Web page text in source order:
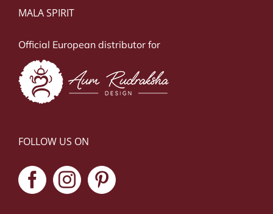
MALA SPIRIT
Official European distributor for
FOLLOW US ON